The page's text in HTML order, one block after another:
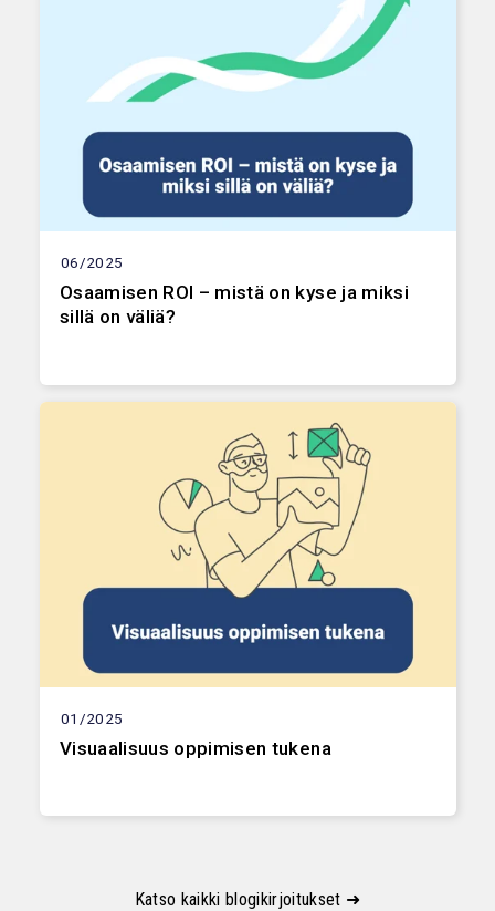
06/2025
Osaamisen ROI – mistä on kyse ja miksi
sillä on väliä?
01/2025
Visuaalisuus oppimisen tukena
Katso kaikki blogikirjoitukset ➜